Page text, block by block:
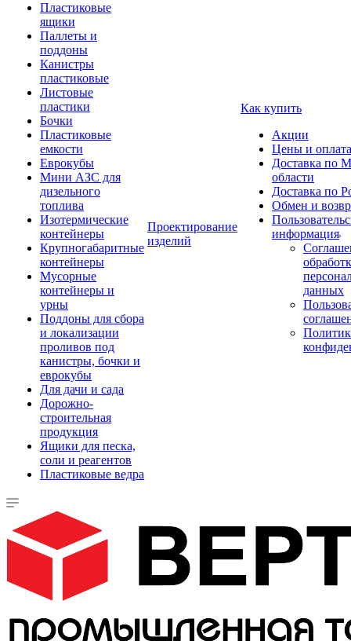
Пластиковые
ящики
Паллеты и
поддоны
Канистры
пластиковые
Листовые
пластики
Бочки
Пластиковые
емкости
Еврокубы
Мини АЗС для
дизельного
топлива
Изотермические
контейнеры
Крупногабаритные
контейнеры
Мусорные
контейнеры и
урны
Поддоны для сбора
и локализации
проливов под
канистры, бочки и
еврокубы
Для дачи и сада
Дорожно-
строительная
продукция
Ящики для песка,
соли и реагентов
Пластиковые ведра
Проектирование
изделий
Как купить
Акции
Цены и оплата
Доставка по
области
Доставка по
Обмен и
информация
данных